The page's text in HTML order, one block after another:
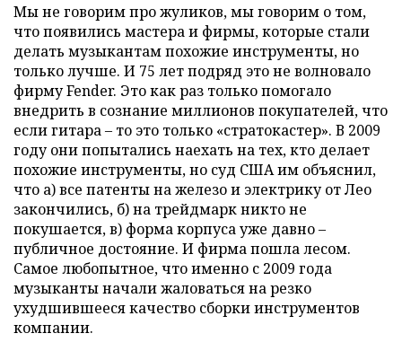
Мы не говорим про жуликов, мы говорим о том,
что появились мастера и фирмы, которые стали
делать музыкантам похожие инструменты, но
только лучше. И 75 лет подряд это не волновало
фирму Fender. Это как раз только помогало
внедрить в сознание миллионов покупателей, что
если гитара – то это только «стратокастер». В 2009
году они попытались наехать на тех, кто делает
похожие инструменты, но суд США им объяснил,
что а) все патенты на железо и электрику от Лео
закончились, б) на трейдмарк никто не
покушается, в) форма корпуса уже давно –
публичное достояние. И фирма пошла лесом.
Самое любопытное, что именно с 2009 года
музыканты начали жаловаться на резко
ухудшившееся качество сборки инструментов
компании.